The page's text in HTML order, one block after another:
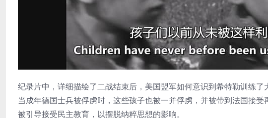
纪录片中，详细描绘了二战结束后，美国盟军如何意识到希特勒训练了
当成年德国士兵被俘虏时，这些孩子也被一并俘虏，并被带到法国接
被引导接受民主教育，以摆脱纳粹思想的影响。